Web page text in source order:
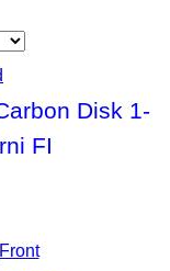
Disk 1-
FI